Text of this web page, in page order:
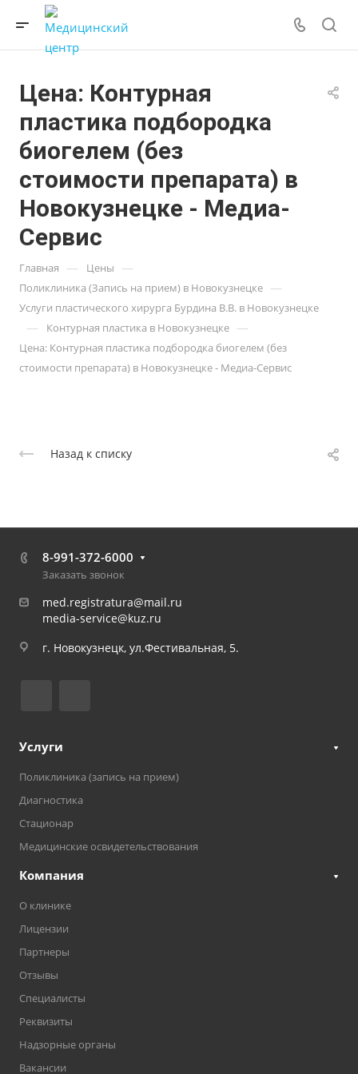
Цена: Контурная
пластика подбородка
биогелем (без
стоимости препарата) в
Новокузнецке - Медиа-
Сервис
Главная — Цены —
Поликлиника (Запись на прием) в Новокузнецке —
Услуги пластического хирурга Бурдина В.В. в Новокузнецке
— Контурная пластика в Новокузнецке —
Цена: Контурная пластика подбородка биогелем (без
стоимости препарата) в Новокузнецке - Медиа-Сервис
Назад к списку
8-991-372-6000
Заказать звонок
med.registratura@mail.ru
media-service@kuz.ru
г. Новокузнецк, ул.Фестивальная, 5.
Услуги
Поликлиника (запись на прием)
Диагностика
Стационар
Медицинские освидетельствования
Компания
О клинике
Лицензии
Партнеры
Отзывы
Специалисты
Реквизиты
Надзорные органы
Вакансии